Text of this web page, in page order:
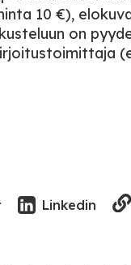
10 €),
on
Linkedin